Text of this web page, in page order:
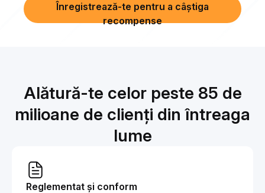
Înregistrează-te pentru a câștiga
recompense
Alătură-te celor peste 85 de
milioane de clienți din întreaga
lume
Reglementat și conform